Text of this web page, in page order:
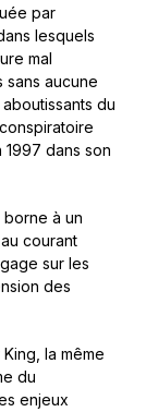
par
lesquels
mal
sans aucune
du
dans son
borne à un
courant
sur les
des
la même
du
enjeux